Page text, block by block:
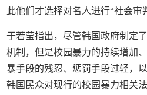
此他们才选择对名人进行“社会审
于若莹指出，尽管韩国政府制定
机制，但是校园暴力的持续增加
暴手段的残忍、惩罚手段过轻，
韩国民众对现行的校园暴力相关